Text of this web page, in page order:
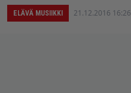
ELÄVÄ MUSIIKKI 21.12.2016 16:26